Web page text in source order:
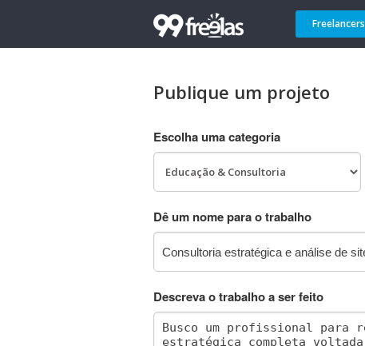
Freelancers
Publique um projeto
Escolha uma categoria
Dê um nome para o trabalho
Descreva o trabalho a ser feito